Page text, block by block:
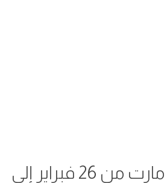
عروض جراند مارت من 26 فبراير إلى